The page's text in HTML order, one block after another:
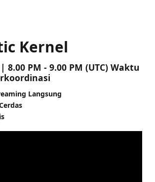
Kernel
8.00 PM - 9.00 PM (UTC) Waktu
Langsung